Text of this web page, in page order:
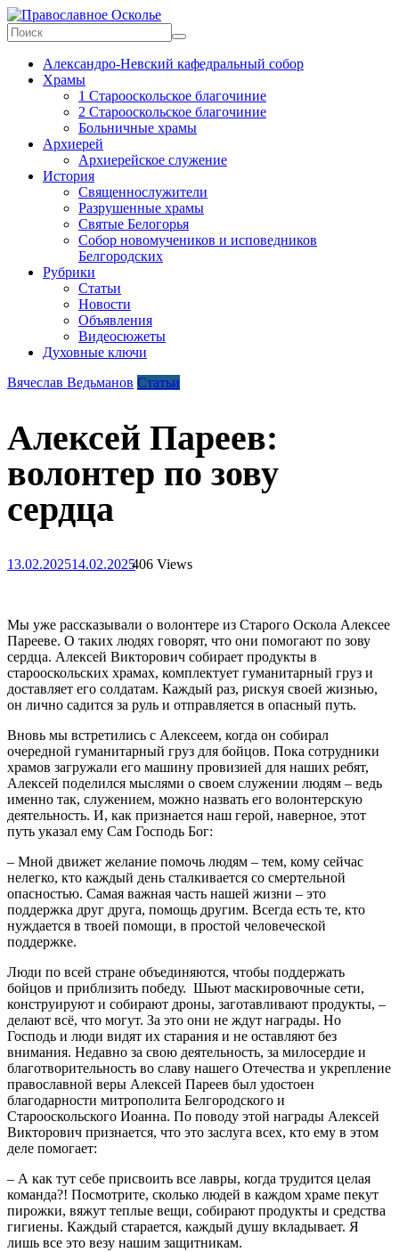
Skip
to
content
Православное
Осколье
Информационный
митрополичий
Александро-Невский кафедральный собор
Храмы
1 Старооскольское благочиние
2 Старооскольское благочиние
Больничные храмы
Архиерей
Архиерейское служение
История
Священнослужители
Разрушенные храмы
Святые Белогорья
Собор новомучеников и исповедников
Белгородских
Рубрики
Статьи
Новости
Объявления
Видеосюжеты
Духовные ключи
Вячеслав Ведьманов Статьи
Алексей Пареев:
волонтер по зову
сердца
13.02.202514.02.2025406 Views
Мы уже рассказывали о волонтере из Старого Оскола Алексее
Парееве. О таких людях говорят, что они помогают по зову
сердца. Алексей Викторович собирает продукты в
старооскольских храмах, комплектует гуманитарный груз и
доставляет его солдатам. Каждый раз, рискуя своей жизнью,
он лично садится за руль и отправляется в опасный путь.
Вновь мы встретились с Алексеем, когда он собирал
очередной гуманитарный груз для бойцов. Пока сотрудники
храмов загружали его машину провизией для наших ребят,
Алексей поделился мыслями о своем служении людям – ведь
именно так, служением, можно назвать его волонтерскую
деятельность. И, как признается наш герой, наверное, этот
путь указал ему Сам Господь Бог:
– Мной движет желание помочь людям – тем, кому сейчас
нелегко, кто каждый день сталкивается со смертельной
опасностью. Самая важная часть нашей жизни – это
поддержка друг друга, помощь другим. Всегда есть те, кто
нуждается в твоей помощи, в простой человеческой
поддержке.
Люди по всей стране объединяются, чтобы поддержать
бойцов и приблизить победу. Шьют маскировочные сети,
конструируют и собирают дроны, заготавливают продукты, –
делают всё, что могут. За это они не ждут награды. Но
Господь и люди видят их старания и не оставляют без
внимания. Недавно за свою деятельность, за милосердие и
благотворительность во славу нашего Отечества и укрепление
православной веры Алексей Пареев был удостоен
благодарности митрополита Белгородского и
Старооскольского Иоанна. По поводу этой награды Алексей
Викторович признается, что это заслуга всех, кто ему в этом
деле помогает:
– А как тут себе присвоить все лавры, когда трудится целая
команда?! Посмотрите, сколько людей в каждом храме пекут
пирожки, вяжут теплые вещи, собирают продукты и средства
гигиены. Каждый старается, каждый душу вкладывает. Я
лишь все это везу нашим защитникам.